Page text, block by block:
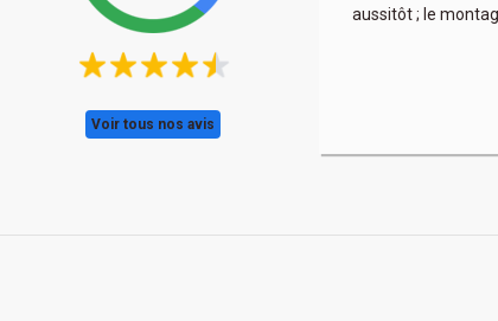
Voir tous nos avis
aussitôt ; le